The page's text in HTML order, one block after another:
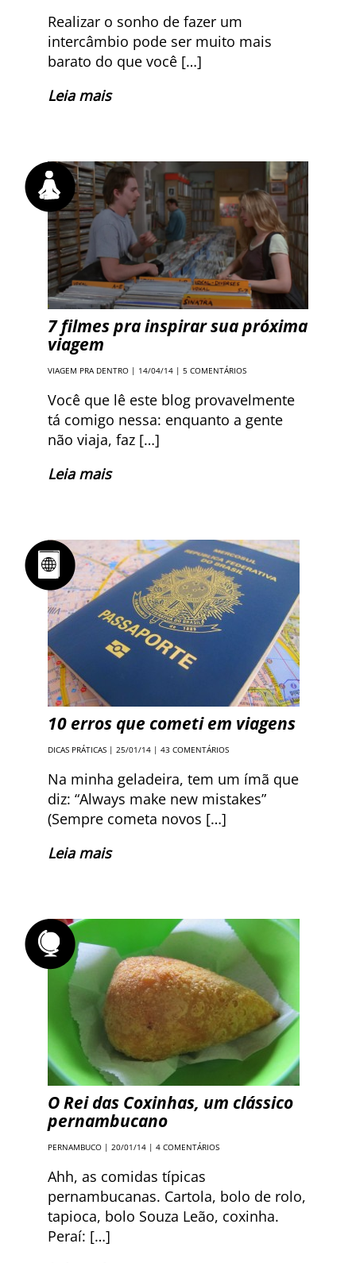
Realizar o sonho de fazer um
intercâmbio pode ser muito mais
barato do que você […]
Leia mais
7 filmes pra inspirar sua próxima
viagem
VIAGEM PRA DENTRO | 14/04/14 | 5 COMENTÁRIOS
Você que lê este blog provavelmente
tá comigo nessa: enquanto a gente
não viaja, faz […]
Leia mais
10 erros que cometi em viagens
DICAS PRÁTICAS | 25/01/14 | 43 COMENTÁRIOS
Na minha geladeira, tem um ímã que
diz: “Always make new mistakes”
(Sempre cometa novos […]
Leia mais
O Rei das Coxinhas, um clássico
pernambucano
PERNAMBUCO | 20/01/14 | 4 COMENTÁRIOS
Ahh, as comidas típicas
pernambucanas. Cartola, bolo de rolo,
tapioca, bolo Souza Leão, coxinha.
Peraí: […]